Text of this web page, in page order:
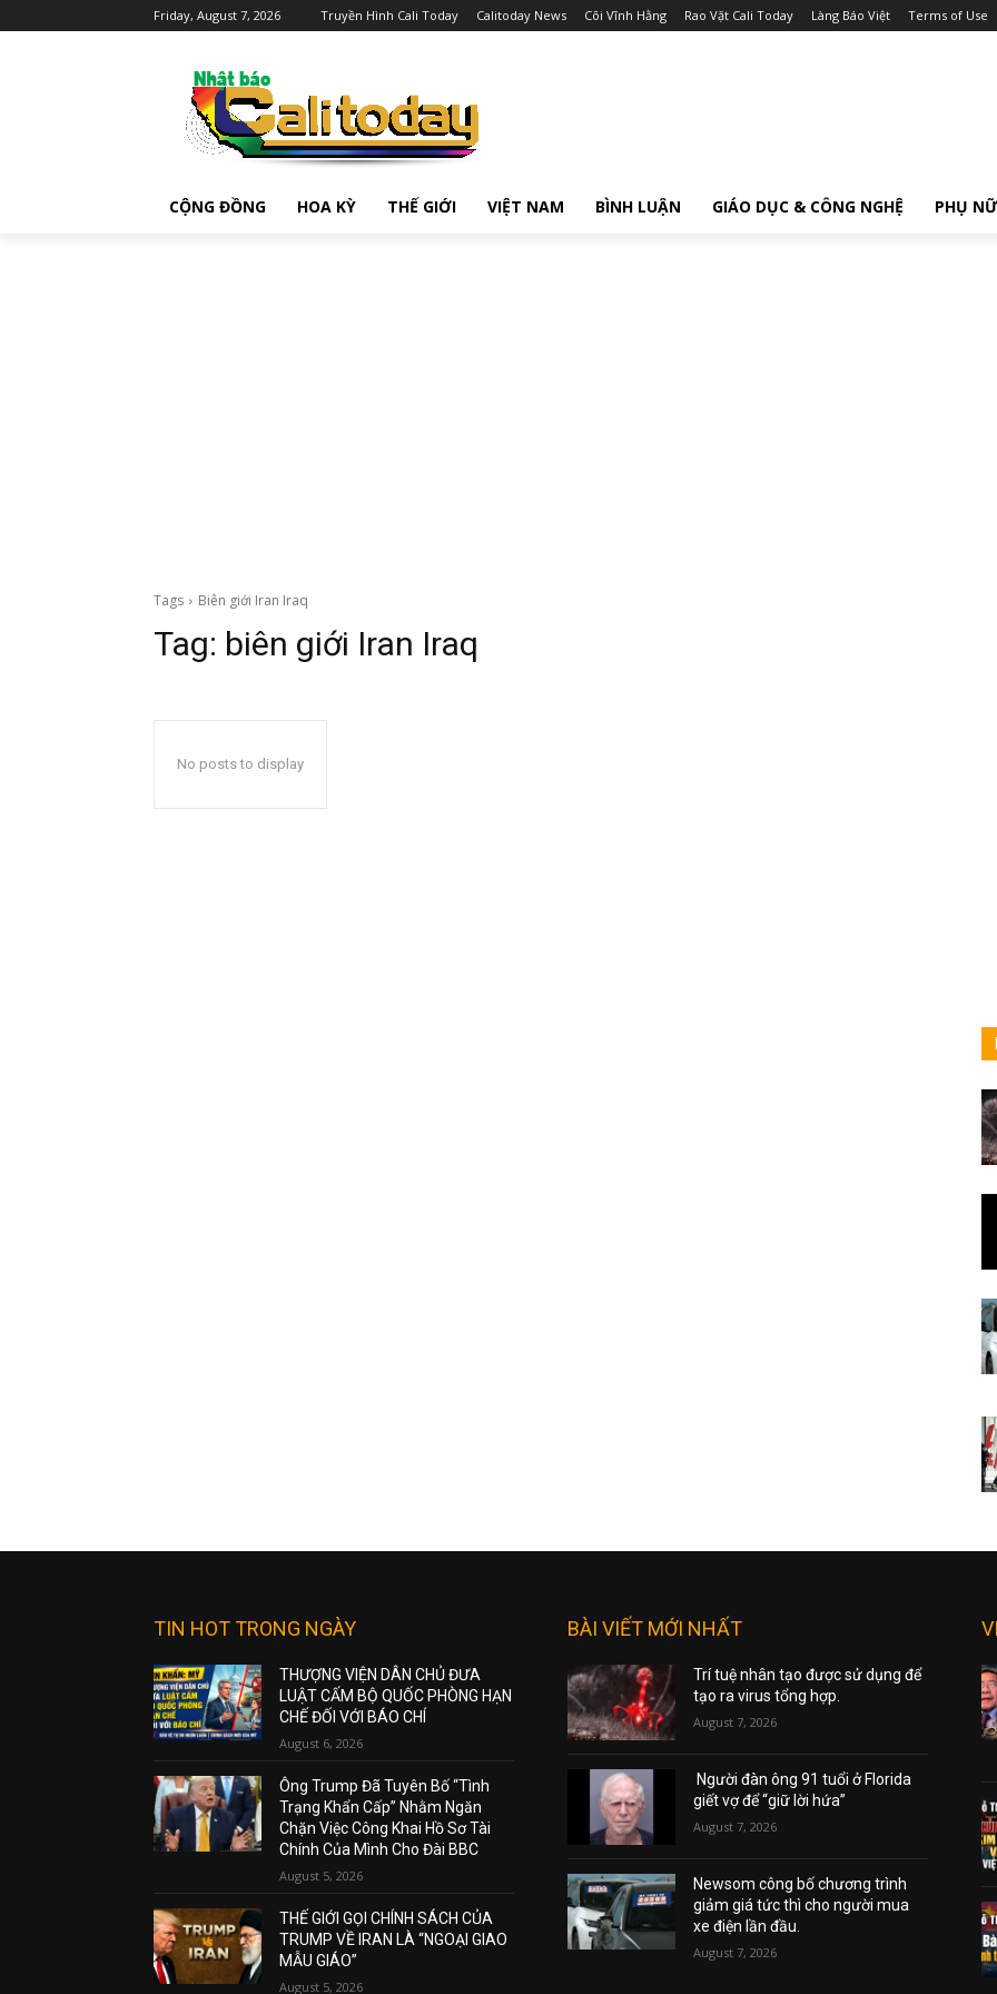
Friday, August 7, 2026 Truyền Hình Cali Today Calitoday News Cõi Vĩnh Hằng Rao Vặt Cali Today Làng Báo Việt Terms of Use
CỘNG ĐỒNG HOA KỲ THẾ GIỚI VIỆT NAM BÌNH LUẬN GIÁO DỤC & CÔNG NGHỆ PHỤ NỮ
Tags Biên giới Iran Iraq
Tag: biên giới Iran Iraq
No posts to display
TIN HOT TRONG NGÀY
THƯỢNG VIỆN DÂN CHỦ ĐƯA
LUẬT CẤM BỘ QUỐC PHÒNG HẠN
CHẾ ĐỐI VỚI BÁO CHÍ
August 6, 2026
Ông Trump Đã Tuyên Bố “Tình
Trạng Khẩn Cấp” Nhằm Ngăn
Chặn Việc Công Khai Hồ Sơ Tài
Chính Của Mình Cho Đài BBC
August 5, 2026
THẾ GIỚI GỌI CHÍNH SÁCH CỦA
TRUMP VỀ IRAN LÀ “NGOẠI GIAO
MẪU GIÁO”
August 5, 2026
BÀI VIẾT MỚI NHẤT
Trí tuệ nhân tạo được sử dụng để
tạo ra virus tổng hợp.
August 7, 2026
Người đàn ông 91 tuổi ở Florida
giết vợ để “giữ lời hứa”
August 7, 2026
Newsom công bố chương trình
giảm giá tức thì cho người mua
xe điện lần đầu.
August 7, 2026